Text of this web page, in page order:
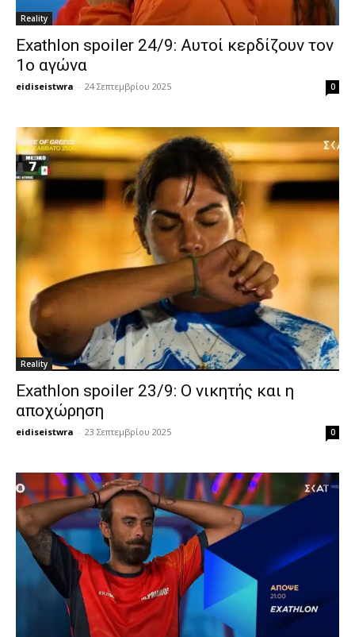
Reality
Exathlon spoiler 24/9: Αυτοί κερδίζουν τον
1ο αγώνα
eidiseistwra - 24 Σεπτεμβρίου 2025 0
Reality
Exathlon spoiler 23/9: O νικητής και η
αποχώρηση
eidiseistwra - 23 Σεπτεμβρίου 2025 0